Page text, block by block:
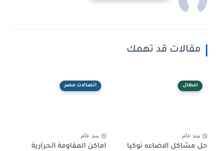
مقالات قد تهمك
اعطال
منذ عام
حل مشاكل الاضاءه نوكيا
اتصالات مصر
منذ عام
اماكن المقاومة الحرارية